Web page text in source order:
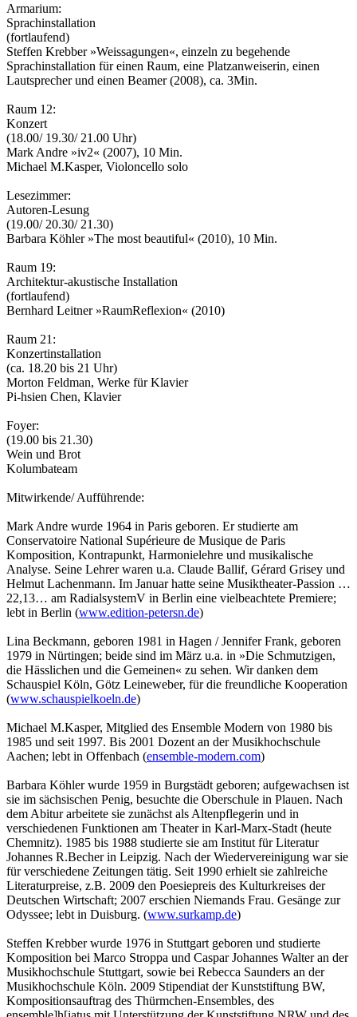
Armarium:
Sprachinstallation
(fortlaufend)
Steffen Krebber »Weissagungen«, einzeln zu begehende
Sprachinstallation für einen Raum, eine Platzanweiserin, einen
Lautsprecher und einen Beamer (2008), ca. 3Min.
Raum 12:
Konzert
(18.00/ 19.30/ 21.00 Uhr)
Mark Andre »iv2« (2007), 10 Min.
Michael M.Kasper, Violoncello solo
Lesezimmer:
Autoren-Lesung
(19.00/ 20.30/ 21.30)
Barbara Köhler »The most beautiful« (2010), 10 Min.
Raum 19:
Architektur-akustische Installation
(fortlaufend)
Bernhard Leitner »RaumReflexion« (2010)
Raum 21:
Konzertinstallation
(ca. 18.20 bis 21 Uhr)
Morton Feldman, Werke für Klavier
Pi-hsien Chen, Klavier
Foyer:
(19.00 bis 21.30)
Wein und Brot
Kolumbateam
Mitwirkende/ Aufführende:
Mark Andre wurde 1964 in Paris geboren. Er studierte am
Conservatoire National Supérieure de Musique de Paris
Komposition, Kontrapunkt, Harmonielehre und musikalische
Analyse. Seine Lehrer waren u.a. Claude Ballif, Gérard Grisey und
Helmut Lachenmann. Im Januar hatte seine Musik­thea­ter-Passion …
22,13… am RadialsystemV in Berlin eine vielbeachtete Premiere;
lebt in Berlin (www.edition-petersn.de)
Lina Beckmann, geboren 1981 in Hagen / Jennifer Frank, geboren
1979 in Nürtingen; beide sind im März u.a. in »Die Schmutzigen,
die Hässlichen und die Gemeinen« zu sehen. Wir danken dem
Schauspiel Köln, Götz Leineweber, für die freundliche Kooperation
(www.schauspielkoeln.de)
Michael M.Kasper, Mitglied des Ensemble Modern von 1980 bis
1985 und seit 1997. Bis 2001 Dozent an der Musikhochschule
Aachen; lebt in Offenbach (ensemble-modern.com)
Barbara Köhler wurde 1959 in Burgstädt geboren; aufgewachsen ist
sie im sächsischen Penig, besuchte die Ober­schule in Plauen. Nach
dem Abitur arbeitete sie zunächst als Altenpflegerin und in
verschiedenen Funktio­nen am Theater in Karl-Marx-Stadt (heute
Chemnitz). 1985 bis 1988 studierte sie am Institut für Literatur
Johannes R.Becher in Leipzig. Nach der Wiederver­einigung war sie
für verschiedene Zeitungen tätig. Seit 1990 erhielt sie zahlreiche
Literaturpreise, z.B. 2009 den Poesiepreis des Kulturkreises der
Deutschen Wirtschaft; 2007 erschien Niemands Frau. Gesänge zur
Odyssee; lebt in Duisburg. (www.surkamp.de)
Steffen Krebber wurde 1976 in Stuttgart geboren und studierte
Komposition bei Marco Stroppa und Caspar Johannes Walter an der
Musikhochschule Stuttgart, sowie bei Rebecca Saunders an der
Musikhochschule Köln. 2009 Stipendiat der Kunststiftung BW,
Kompositionsauftrag des Thürmchen-Ensembles, des